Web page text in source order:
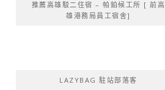
推薦高雄駁二住宿 – 帕鉑候工所 [ 前高
雄港務局員工宿舍]
LAZYBAG 駐站部落客